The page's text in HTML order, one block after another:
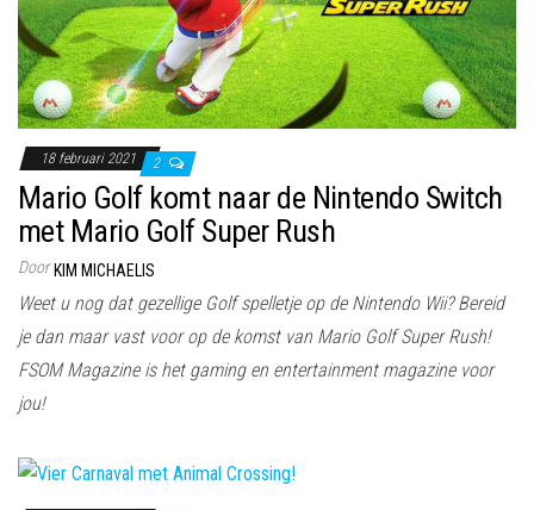
18 februari 2021 2
Mario Golf komt naar de Nintendo Switch
met Mario Golf Super Rush
Door KIM MICHAELIS
Weet u nog dat gezellige Golf spelletje op de Nintendo Wii? Bereid
je dan maar vast voor op de komst van Mario Golf Super Rush!
FSOM Magazine is het gaming en entertainment magazine voor
jou!